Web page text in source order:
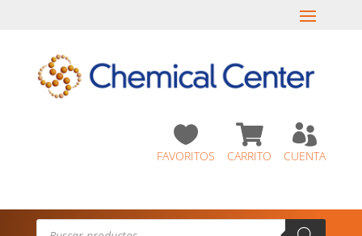

CUENTA

CARRITO

FAVORITOS
Búsqueda